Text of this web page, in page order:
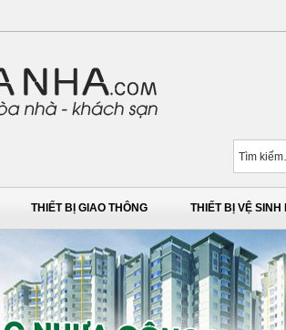
THIẾT BỊ GIAO THÔNG THIẾT BỊ VỆ SINH